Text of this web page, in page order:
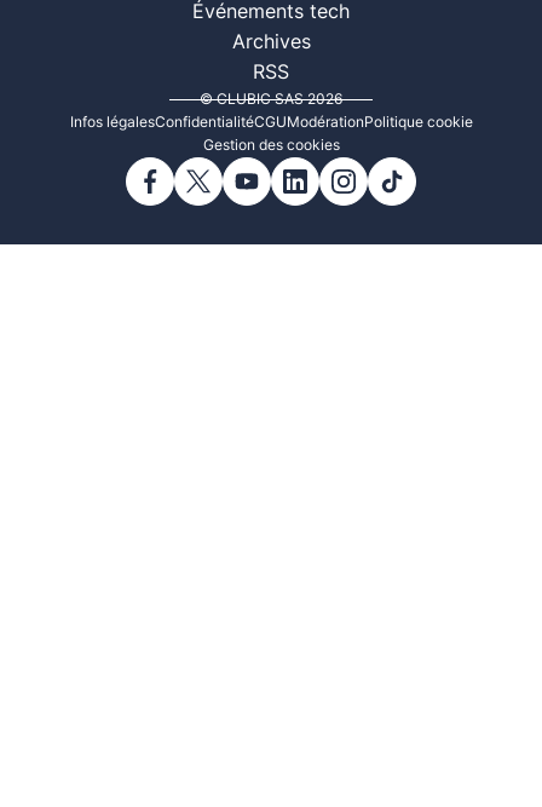
Événements tech
Archives
RSS
© CLUBIC SAS 2026
Infos légalesConfidentialitéCGUModérationPolitique cookie
Gestion des cookies